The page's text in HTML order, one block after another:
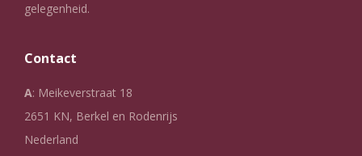
gelegenheid.
Contact
A: Meikeverstraat 18
2651 KN, Berkel en Rodenrijs
Nederland